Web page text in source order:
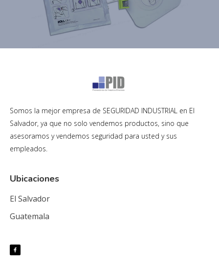
Somos la mejor empresa de SEGURIDAD INDUSTRIAL en El
Salvador, ya que no solo vendemos productos, sino que
asesoramos y vendemos seguridad para usted y sus
empleados.
Ubicaciones
El Salvador
Guatemala